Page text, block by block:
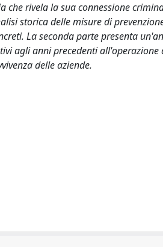
rivela la sua connessione
storica delle misure di
La seconda parte presenta
agli anni precedenti
delle aziende.